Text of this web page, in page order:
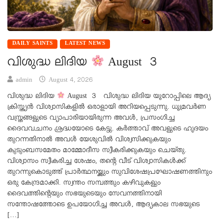
DAILY SAINTS LATEST NEWS
വിശുദ്ധ ലിദിയ August 3
admin August 4, 2026
വിശുദ്ധ ലിദിയ
August 3 വിശുദ്ധ ലിദിയ യൂറോപ്പിലെ ആദ്യ
ക്രിസ്ത്യൻ വിശ്വാസികളിൽ ഒരാളായി അറിയപ്പെടുന്നു. ധൂമ്രവർണ
വസ്ത്രങ്ങളുടെ വ്യാപാരിയായിരുന്ന അവൾ, പ്രസംഗിച്ച
ദൈവവചനം ശ്രദ്ധയോടെ കേട്ടു. കർത്താവ് അവളുടെ ഹൃദയം
തുറന്നതിനാൽ അവൾ യേശുവിൽ വിശ്വസിക്കുകയും
കുടുംബസമേതം മാമ്മോദീസ സ്വീകരിക്കുകയും ചെയ്തു.
വിശ്വാസം സ്വീകരിച്ച ശേഷം, തന്റെ വീട് വിശ്വാസികൾക്ക്
തുറന്നുകൊടുത്ത് പ്രാർത്ഥനയ്ക്കും സുവിശേഷപ്രഘോഷണത്തിനും
ഒരു കേന്ദ്രമാക്കി. സ്വന്തം സമ്പത്തും കഴിവുകളും
ദൈവത്തിന്റെയും സഭയുടെയും സേവനത്തിനായി
സന്തോഷത്തോടെ ഉപയോഗിച്ച അവൾ, ആദ്യകാല സഭയുടെ
[…]